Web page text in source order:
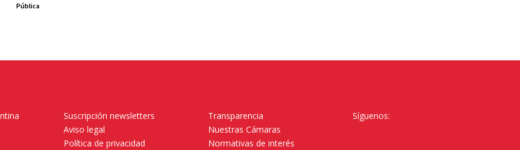
Pública
Suscripción newsletters
Aviso legal
Política de privacidad
Transparencia
Nuestras Cámaras
Normativas de interés
Síguenos: